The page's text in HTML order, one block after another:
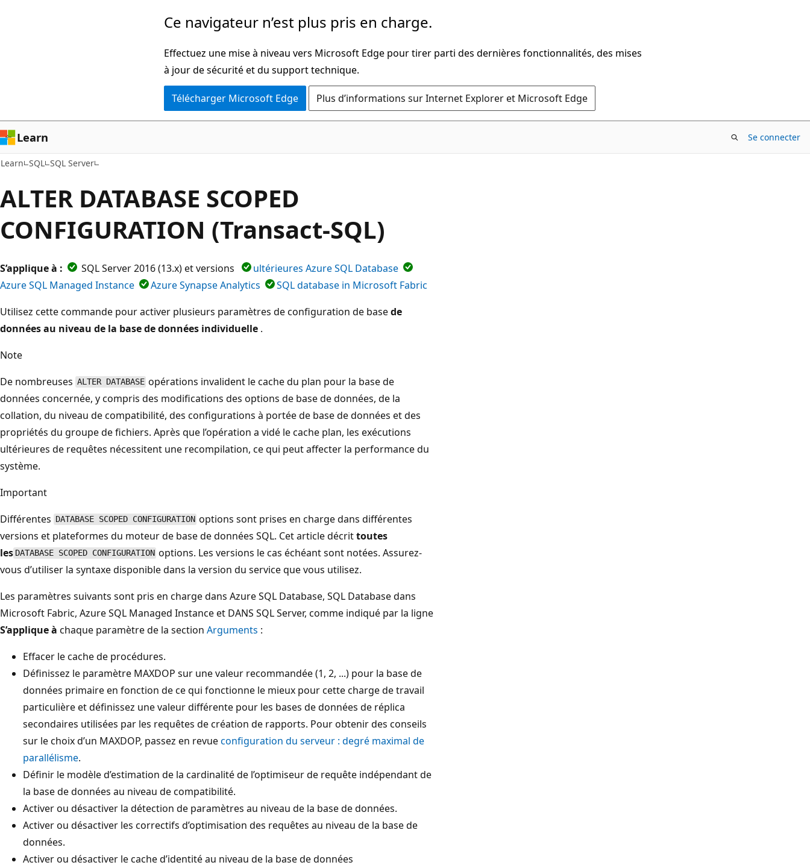
Ce navigateur n’est plus pris en charge.
Effectuez une mise à niveau vers Microsoft Edge pour tirer parti des dernières fonctionnalités, des mises
à jour de sécurité et du support technique.
Télécharger Microsoft Edge Plus d’informations sur Internet Explorer et Microsoft Edge
Learn Se connecter
Learn SQL SQL Server
ALTER DATABASE SCOPED
CONFIGURATION (Transact-SQL)
S’applique à : SQL Server 2016 (13.x) et versions
ultérieures Azure SQL Database
Azure SQL Managed Instance
Azure Synapse Analytics
SQL database in Microsoft Fabric
Utilisez cette commande pour activer plusieurs paramètres de configuration de basede
données au niveau de la base de données individuelle .
Note
De nombreuses ALTER DATABASE opérations invalident le cache du plan pour la base de
données concernée, y compris des modifications des options de base de données, de la
collation, du niveau de compatibilité, des configurations à portée de base de données et des
propriétés du groupe de fichiers. Après que l’opération a vidé le cache plan, les exécutions
ultérieures de requêtes nécessitent une recompilation, ce qui peut affecter la performance du
système.
Important
Différentes DATABASE SCOPED CONFIGURATION options sont prises en charge dans différentes
versions et plateformes du moteur de base de données SQL. Cet article décrittoutes
les DATABASE SCOPED CONFIGURATION options. Les versions le cas échéant sont notées. Assurez-
vous d’utiliser la syntaxe disponible dans la version du service que vous utilisez.
Les paramètres suivants sont pris en charge dans Azure SQL Database, SQL Database dans
Microsoft Fabric, Azure SQL Managed Instance et DANS SQL Server, comme indiqué par la ligne
S’applique à chaque paramètre de la section Arguments :
Effacer le cache de procédures.
Définissez le paramètre MAXDOP sur une valeur recommandée (1, 2, ...) pour la base de
données primaire en fonction de ce qui fonctionne le mieux pour cette charge de travail
particulière et définissez une valeur différente pour les bases de données de réplica
secondaires utilisées par les requêtes de création de rapports. Pour obtenir des conseils
sur le choix d’un MAXDOP, passez en revueconfiguration du serveur : degré maximal de
parallélisme.
Définir le modèle d’estimation de la cardinalité de l’optimiseur de requête indépendant de
la base de données au niveau de compatibilité.
Activer ou désactiver la détection de paramètres au niveau de la base de données.
Activer ou désactiver les correctifs d’optimisation des requêtes au niveau de la base de
données.
Activer ou désactiver le cache d’identité au niveau de la base de données